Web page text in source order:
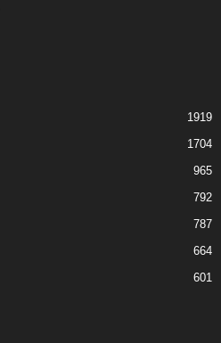
1919
1704
965
792
787
664
601